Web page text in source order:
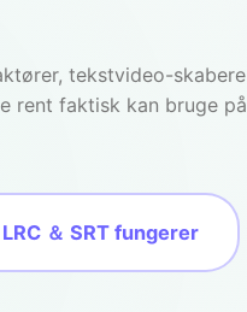
tekstvideo-skabere
rent faktisk kan bruge på
＆ SRT fungerer